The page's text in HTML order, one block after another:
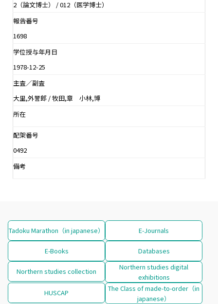
2（論文博士） / 012（医学博士）
報告番号
1698
学位授与年月日
1978-12-25
主査／副査
大里,外誉郎 / 牧田,章 小林,博
所在
配架番号
0492
備考
Tadoku Marathon（in japanese） E-Journals
E-Books Databases
Northern studies collection
Northern studies digital
exhibitions
HUSCAP
The Class of made-to-order（in
japanese）